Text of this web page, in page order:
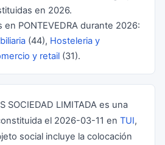
en 2026.
PONTEVEDRA durante 2026:
(44), Hosteleria y
y retail (31).
SOCIEDAD LIMITADA es una
el 2026-03-11 en TUI,
social incluye la colocación